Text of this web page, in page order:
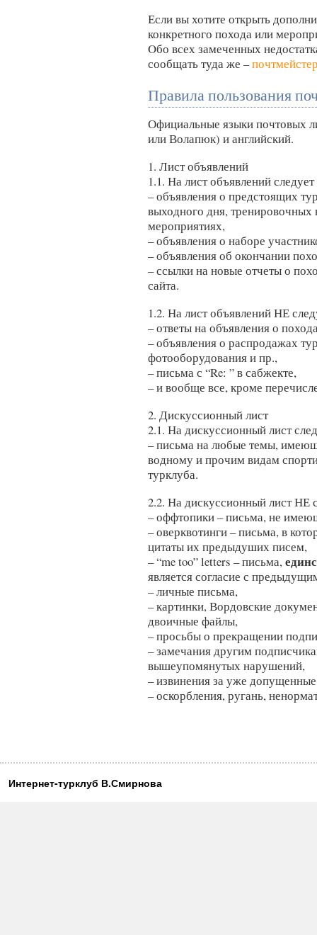
Если вы хотите открыть
конкретного похода или
Oбо всех замеченных
сообщать туда же –
Правила пользования
Официальные языки почтовых
или Волапюк) и английский.
1. Лист объявлений
1.1. На лист объявлений
– объявления о предстоящих
выходного дня,
мероприятиях,
– объявления о наборе
– объявления об окончании
– ссылки на новые отчеты о
сайта.
1.2. На лист объявлений НЕ
– ответы на объявления о
– объявления о распродажах
фотооборудования и пр.,
– письма с “Re: ” в сабжекте,
– и вообще все, кроме
2. Дискуссионный лист
2.1. На дискуссионный лист
– письма на любые темы,
водному и прочим видам
турклуба.
2.2. На дискуссионный лист НЕ
– оффтопики – письма, не
– оверквотинги – письма, в
цитаты их предыдуших писем,
– “me too” letters – письма,
является согласие с
– личные письма,
– картинки, Вордовские
двоичные файлы,
– просьбы о прекращении
– замечания другим
вышеупомянутых нарушений,
– извинения за уже
– оскорбления, ругань,
Интернет-турклуб В.Смирнова